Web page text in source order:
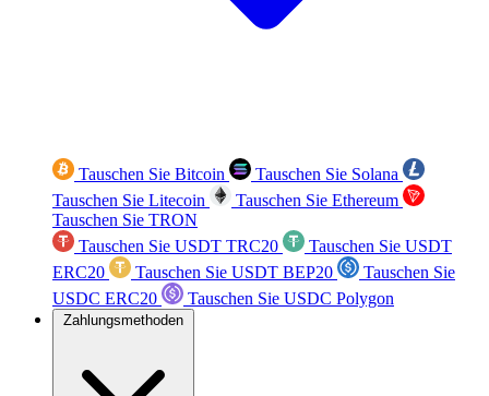
Tauschen Sie Bitcoin
Tauschen Sie Solana
Tauschen Sie Litecoin
Tauschen Sie Ethereum
Tauschen Sie TRON
Tauschen Sie USDT TRC20
Tauschen Sie USDT
ERC20
Tauschen Sie USDT BEP20
Tauschen Sie
USDC ERC20
Tauschen Sie USDC Polygon
Zahlungsmethoden